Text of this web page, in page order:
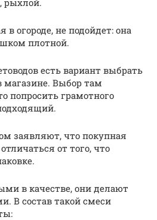
в огороде, не подойдет: она
плотной.
есть вариант выбрать
магазине. Выбор там
попросить грамотного
заявляют, что покупная
от того, что
в качестве, они делают
В состав такой смеси